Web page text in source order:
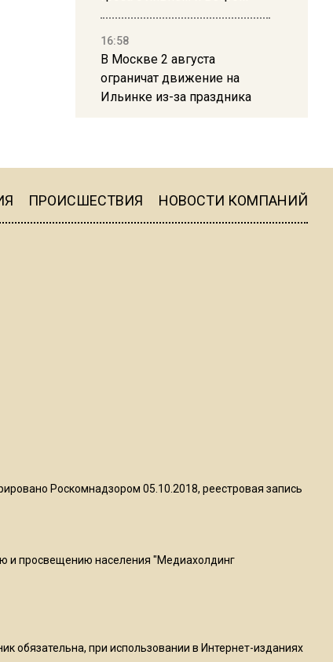
16:58
В Москве 2 августа
ограничат движение на
Ильинке из-за праздника
Telegram после обвинений
Роман Терюшков назвал
ПРОИСШЕСТВИЯ НОВОСТИ КОМПАНИЙ
Роскомнадзором 05.10.2018, реестровая запись
и просвещению населения "Медиахолдинг
обязательна, при использовании в Интернет-изданиях